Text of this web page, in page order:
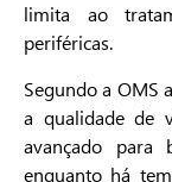
limita ao
periféricas.
Segundo a OMS
a qualidade de
avançado para
enquanto há